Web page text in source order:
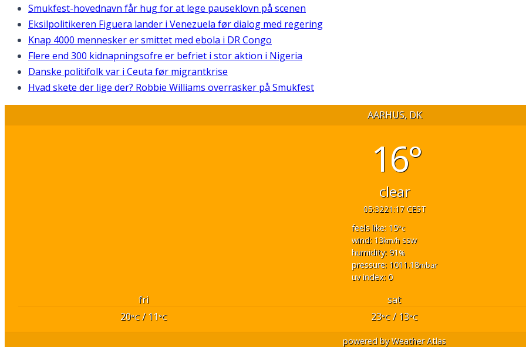
Smukfest-hovednavn får hug for at lege pauseklovn på scenen
Eksilpolitikeren Figuera lander i Venezuela før dialog med regering
Knap 4000 mennesker er smittet med ebola i DR Congo
Flere end 300 kidnapningsofre er befriet i stor aktion i Nigeria
Danske politifolk var i Ceuta før migrantkrise
Hvad skete der lige der? Robbie Williams overrasker på Smukfest
AARHUS, DK
16°
clear
05:3221:17 CEST
feels like: 15°c
wind: 13km/h ssw
humidity: 91%
pressure: 1011.18mbar
uv index: 0
fri sat
20°C/ 11°C 23°C/ 13°C
powered byWeather Atlas